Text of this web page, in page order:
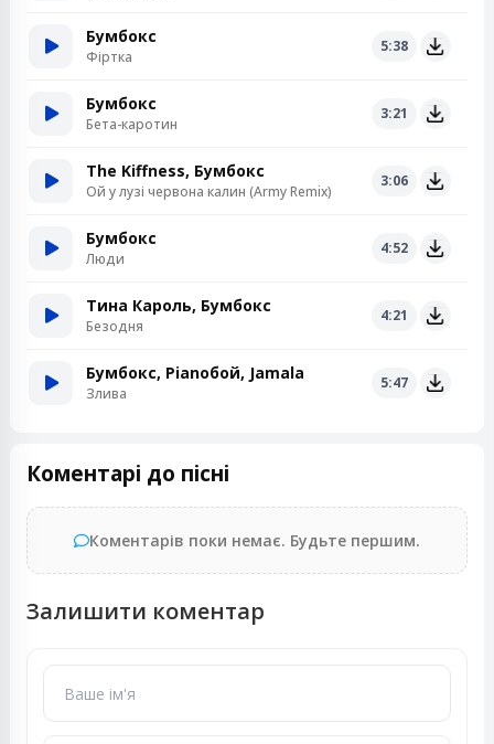
Бумбокс
Фіртка
5:38
Бумбокс
Бета-каротин
3:21
The Kiffness, Бумбокс
Ой у лузі червона калин (Army Remix)
3:06
Бумбокс
Люди
4:52
Тина Кароль, Бумбокс
Безодня
4:21
Бумбокс, Pianoбой, Jamala
Злива
5:47
Коментарі до пісні
Коментарів поки немає. Будьте першим.
Залишити коментар